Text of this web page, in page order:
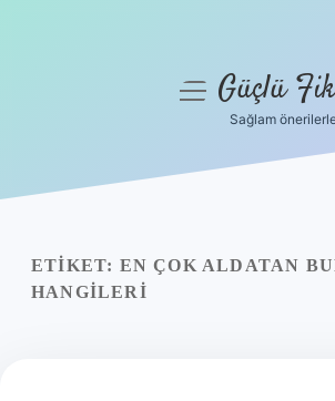
Yasal Uyarı
menüyüGüçlü
Sağlam
ETIKET: EN ÇOK ALDATAN
HANGILERI